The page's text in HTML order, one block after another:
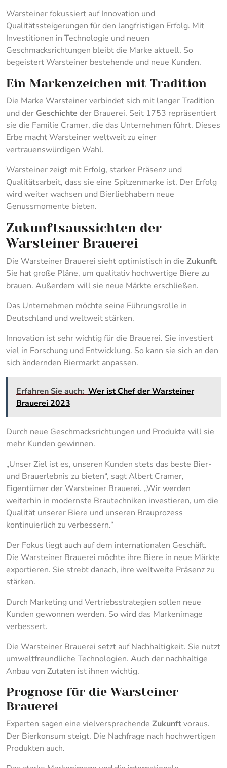
Warsteiner fokussiert auf Innovation und
Qualitätssteigerungen für den langfristigen Erfolg. Mit
Investitionen in Technologie und neuen
Geschmacksrichtungen bleibt die Marke aktuell. So
begeistert Warsteiner bestehende und neue Kunden.
Ein Markenzeichen mit Tradition
Die Marke Warsteiner verbindet sich mit langer Tradition
und der Geschichte der Brauerei. Seit 1753 repräsentiert
sie die Familie Cramer, die das Unternehmen führt. Dieses
Erbe macht Warsteiner weltweit zu einer
vertrauenswürdigen Wahl.
Warsteiner zeigt mit Erfolg, starker Präsenz und
Qualitätsarbeit, dass sie eine Spitzenmarke ist. Der Erfolg
wird weiter wachsen und Bierliebhabern neue
Genussmomente bieten.
Zukunftsaussichten der
Warsteiner Brauerei
Die Warsteiner Brauerei sieht optimistisch in die Zukunft.
Sie hat große Pläne, um qualitativ hochwertige Biere zu
brauen. Außerdem will sie neue Märkte erschließen.
Das Unternehmen möchte seine Führungsrolle in
Deutschland und weltweit stärken.
Innovation ist sehr wichtig für die Brauerei. Sie investiert
viel in Forschung und Entwicklung. So kann sie sich an den
sich ändernden Biermarkt anpassen.
Erfahren Sie auch: Wer ist Chef der Warsteiner
Brauerei 2023
Durch neue Geschmacksrichtungen und Produkte will sie
mehr Kunden gewinnen.
„Unser Ziel ist es, unseren Kunden stets das beste Bier-
und Brauerlebnis zu bieten“, sagt Albert Cramer,
Eigentümer der Warsteiner Brauerei. „Wir werden
weiterhin in modernste Brautechniken investieren, um die
Qualität unserer Biere und unseren Brauprozess
kontinuierlich zu verbessern.“
Der Fokus liegt auch auf dem internationalen Geschäft.
Die Warsteiner Brauerei möchte ihre Biere in neue Märkte
exportieren. Sie strebt danach, ihre weltweite Präsenz zu
stärken.
Durch Marketing und Vertriebsstrategien sollen neue
Kunden gewonnen werden. So wird das Markenimage
verbessert.
Die Warsteiner Brauerei setzt auf Nachhaltigkeit. Sie nutzt
umweltfreundliche Technologien. Auch der nachhaltige
Anbau von Zutaten ist ihnen wichtig.
Prognose für die Warsteiner
Brauerei
Experten sagen eine vielversprechende Zukunftvoraus.
Der Bierkonsum steigt. Die Nachfrage nach hochwertigen
Produkten auch.